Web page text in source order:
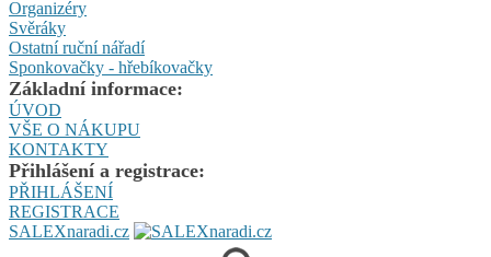
Organizéry
Svěráky
Ostatní ruční nářadí
Sponkovačky - hřebíkovačky
Základní informace:
ÚVOD
VŠE O NÁKUPU
KONTAKTY
Přihlášení a registrace:
PŘIHLÁŠENÍ
REGISTRACE
SALEXnaradi.cz